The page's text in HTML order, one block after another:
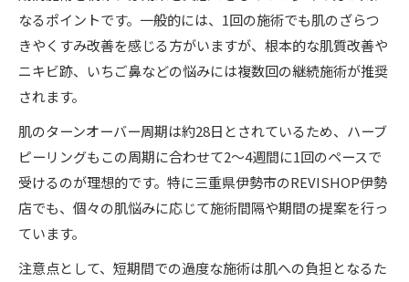
なるポイントです。一般的には、1回の施術でも肌のざらつ
きやくすみ改善を感じる方がいますが、根本的な肌質改善や
ニキビ跡、いちご鼻などの悩みには複数回の継続施術が推奨
されます。
肌のターンオーバー周期は約28日とされているため、ハーブ
ピーリングもこの周期に合わせて2～4週間に1回のペースで
受けるのが理想的です。特に三重県伊勢市のREVISHOP伊勢
店でも、個々の肌悩みに応じて施術間隔や期間の提案を行っ
ています。
注意点として、短期間での過度な施術は肌への負担となるた